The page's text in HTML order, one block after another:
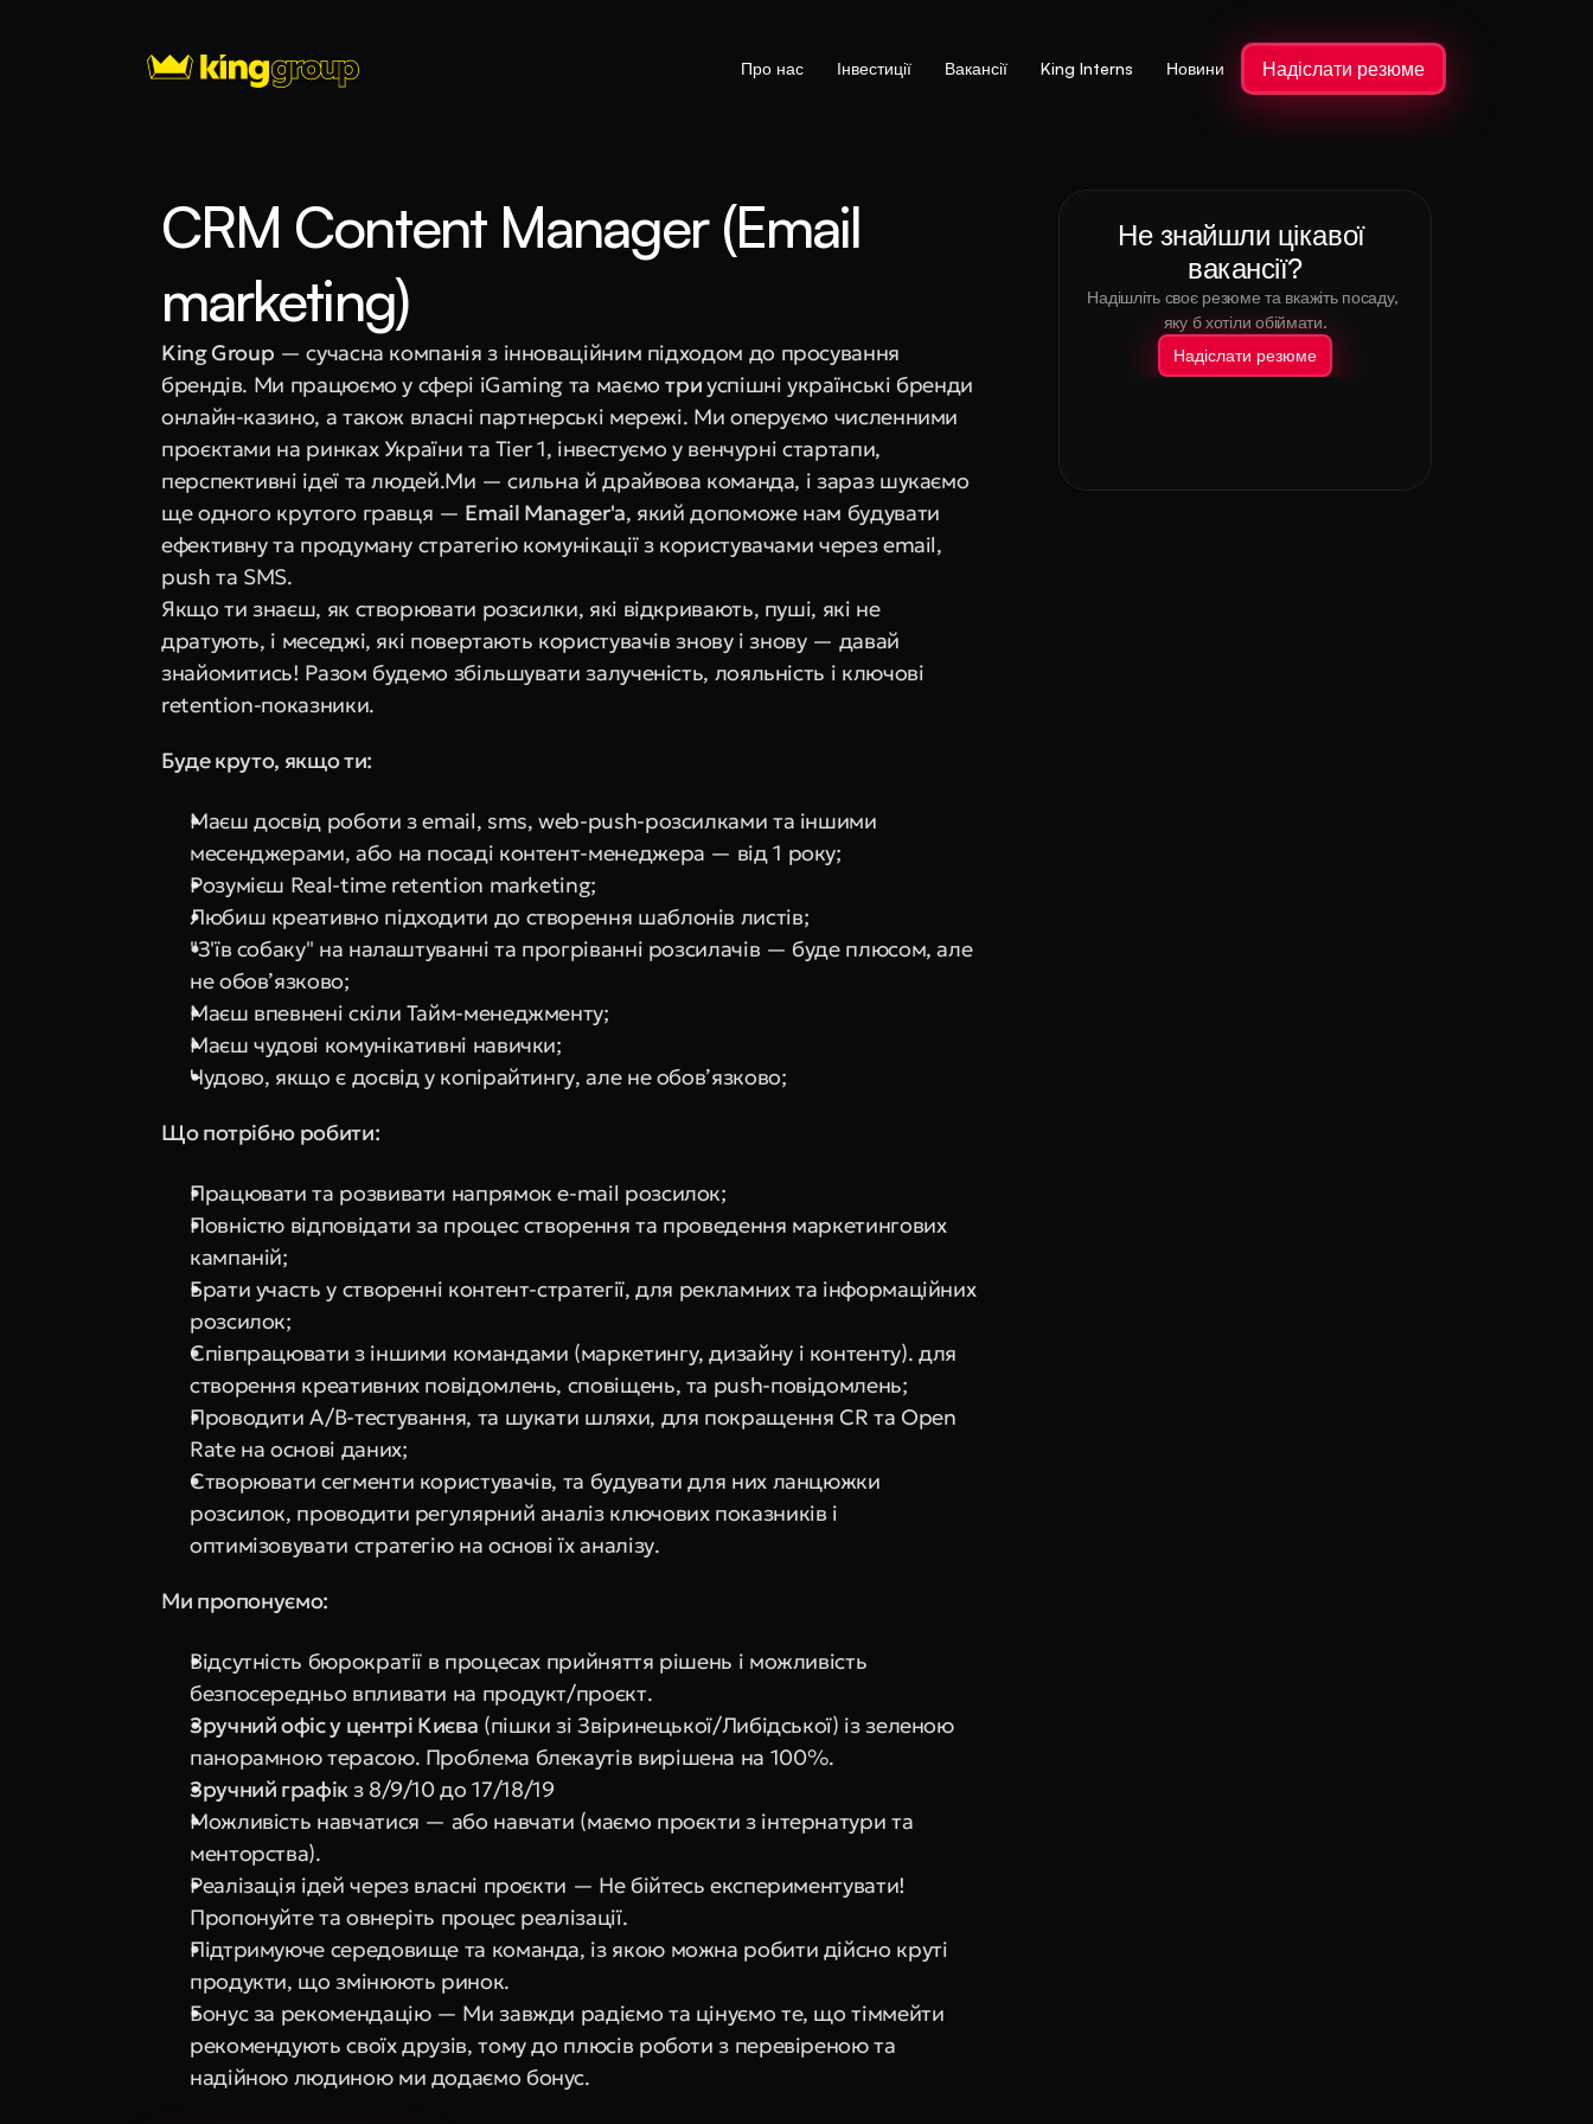
Про нас Інвестиції Вакансії King Interns Новини Надіслати резюме
CRM Content Manager (Email
marketing)
King Group — сучасна компанія з інноваційним підходом до просування
брендів. Ми працюємо у сфері iGaming та маємо три успішні українські бренди
онлайн-казино, а також власні партнерські мережі. Ми оперуємо численними
проєктами на ринках України та Tier 1, інвестуємо у венчурні стартапи,
перспективні ідеї та людей.Ми — сильна й драйвова команда, і зараз шукаємо
ще одного крутого гравця — Email Manager'а, який допоможе нам будувати
ефективну та продуману стратегію комунікації з користувачами через email,
push та SMS.
Якщо ти знаєш, як створювати розсилки, які відкривають, пуші, які не
дратують, і меседжі, які повертають користувачів знову і знову — давай
знайомитись! Разом будемо збільшувати залученість, лояльність і ключові
retention-показники.
Буде круто, якщо ти:
Маєш досвід роботи з email, sms, web-push-розсилками та іншими
месенджерами, або на посаді контент-менеджера — від 1 року;
Розумієш Real-time retention marketing;
Любиш креативно підходити до створення шаблонів листів;
"З'їв собаку" на налаштуванні та прогріванні розсилачів — буде плюсом, але
не обов’язково;
Маєш впевнені скіли Тайм-менеджменту;
Маєш чудові комунікативні навички;
Чудово, якщо є досвід у копірайтингу, але не обов’язково;
Що потрібно робити:
Працювати та розвивати напрямок e-mail розсилок;
Повністю відповідати за процес створення та проведення маркетингових
кампаній;
Брати участь у створенні контент-стратегії, для рекламних та інформаційних
розсилок;
Співпрацювати з іншими командами (маркетингу, дизайну і контенту). для
створення креативних повідомлень, сповіщень, та push-повідомлень;
Проводити A/B-тестування, та шукати шляхи, для покращення CR та Open
Rate на основі даних;
Створювати сегменти користувачів, та будувати для них ланцюжки
розсилок, проводити регулярний аналіз ключових показників і
оптимізовувати стратегію на основі їх аналізу.
Ми пропонуємо:
Відсутність бюрократії в процесах прийняття рішень і можливість
безпосередньо впливати на продукт/проєкт.
Зручний офіс у центрі Києва (пішки зі Звіринецької/Либідської) із зеленою
панорамною терасою. Проблема блекаутів вирішена на 100%.
Зручний графік з 8/9/10 до 17/18/19
Можливість навчатися — або навчати (маємо проєкти з інтернатури та
менторства).
Реалізація ідей через власні проєкти — Не бійтесь експериментувати!
Пропонуйте та овнеріть процес реалізації.
Підтримуюче середовище та команда, із якою можна робити дійсно круті
продукти, що змінюють ринок.
Бонус за рекомендацію — Ми завжди радіємо та цінуємо те, що тіммейти
рекомендують своїх друзів, тому до плюсів роботи з перевіреною та
надійною людиною ми додаємо бонус.
Не знайшли цікавої
вакансії?
Надішліть своє резюме та вкажіть посаду,
яку б хотіли обіймати.
Надіслати резюме